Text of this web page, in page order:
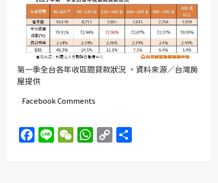
第一季全台各年收區間貸款狀況 。資料來源／台灣房
屋提供
Facebook Comments
Facebook
LineWeChat
WhatsApp
Copy
Link